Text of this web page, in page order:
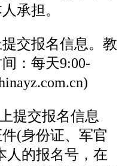
承担。
交报名信息。教
：每天9:00-
交报名信息
(身份证、军官
人的报名号，在